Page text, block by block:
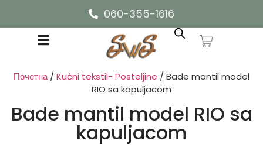
060-355-1616
Почетна/Kućni tekstil- Posteljine / Bade mantil model
RIO sa kapuljacom
Bade mantil model RIO sa
kapuljacom